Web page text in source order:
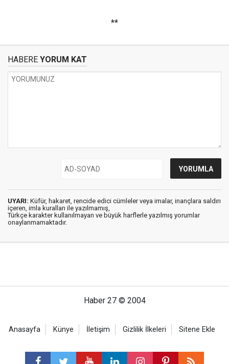
**
HABERE YORUM KAT
UYARI: Küfür, hakaret, rencide edici cümleler veya imalar, inançlara saldırı
içeren, imla kuralları ile yazılmamış,
Türkçe karakter kullanılmayan ve büyük harflerle yazılmış yorumlar
onaylanmamaktadır.
Haber 27 © 2004
Anasayfa Künye İletişim Gizlilik İlkeleri Sitene Ekle